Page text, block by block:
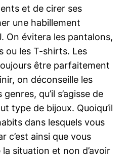
et de cirer ses
une habillement
On évitera les pantalons,
ou les T-shirts. Les
être parfaitement
on déconseille les
qu’il s’agisse de
type de bijoux. Quoiqu’il
dans lesquels vous
c’est ainsi que vous
la situation et non d’avoir